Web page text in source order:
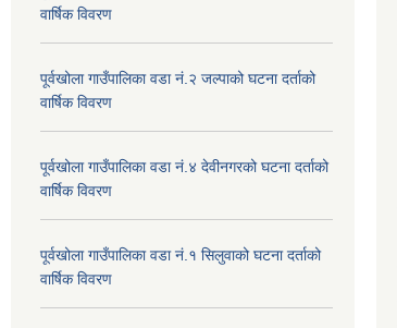
वार्षिक विवरण
पूर्वखोला गाउँपालिका वडा नं.२ जल्पाको घटना दर्ताको
वार्षिक विवरण
पूर्वखोला गाउँपालिका वडा नं.४ देवीनगरको घटना दर्ताको
वार्षिक विवरण
पूर्वखोला गाउँपालिका वडा नं.१ सिलुवाको घटना दर्ताको
वार्षिक विवरण